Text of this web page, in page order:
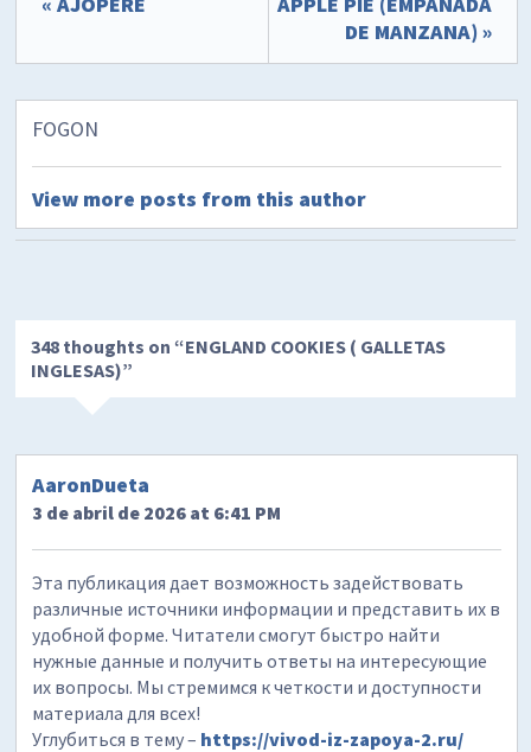
DE MANZANA) »
FOGON
View more posts from this author
348 thoughts on “ENGLAND COOKIES ( GALLETAS
INGLESAS)”
AaronDueta
3 de abril de 2026 at 6:41 PM
Эта публикация дает возможность задействовать
различные источники информации и представить их в
удобной форме. Читатели смогут быстро найти
нужные данные и получить ответы на интересующие
их вопросы. Мы стремимся к четкости и доступности
материала для всех!
Углубиться в тему – https://vivod-iz-zapoya-2.ru/